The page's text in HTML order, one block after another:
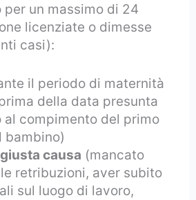
un massimo di 24
licenziate o dimesse
casi):
il periodo di maternità
della data presunta
al compimento del primo
bambino)
causa (mancato
retribuzioni, aver subito
sul luogo di lavoro,